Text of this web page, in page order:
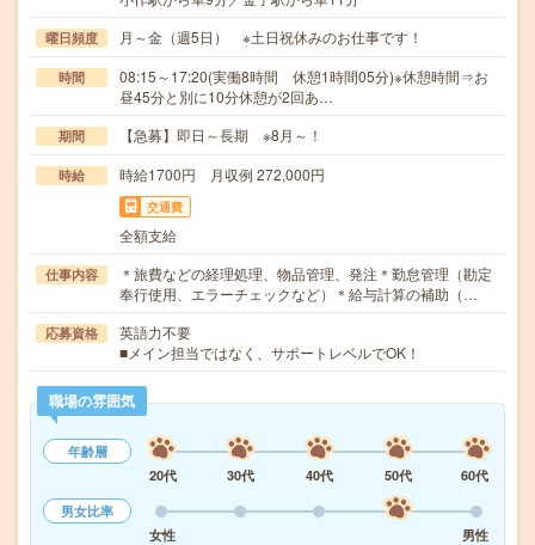
曜日頻度 月～金（週5日） ※土日祝休みのお仕事です！
時間
08:15～17:20(実働8時間 休憩1時間05分)※休憩時間⇒お
昼45分と別に10分休憩が2回あ…
期間 【急募】即日～長期 ※8月～！
時給 時給1700円 月収例 272,000円
交通費
全額支給
仕事内容
＊旅費などの経理処理、物品管理、発注＊勤怠管理（勘定
奉行使用、エラーチェックなど）＊給与計算の補助（…
応募資格
英語力不要
■メイン担当ではなく、サポートレベルでOK！
職場の雰囲気
年齢層
20代
30代 40代 50代
60代
男女比率
女性
男性